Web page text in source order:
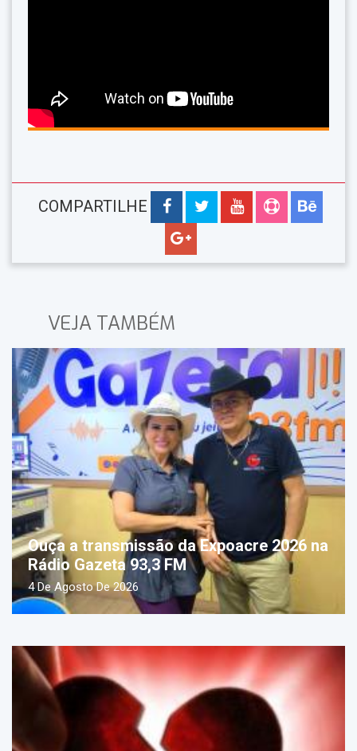
COMPARTILHE
VEJA TAMBÉM
Ouça a transmissão da Expoacre 2026 na
Rádio Gazeta 93,3 FM
4 De Agosto De 2026